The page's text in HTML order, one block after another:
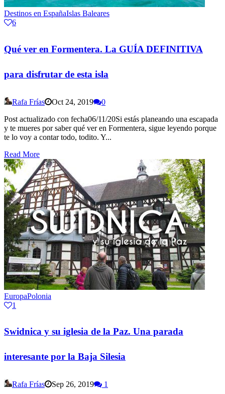
Destinos en EspañaIslas Baleares
6
Qué ver en Formentera. La GUÍA DEFINITIVA
para disfrutar de esta isla
Rafa Frías Oct 24, 2019
0
Post actualizado con fecha06/11/20Si estás planeando una escapada
y te mueres por saber qué ver en Formentera, sigue leyendo porque
te lo voy a contar todo, todito. Y...
Read More
EuropaPolonia
1
Swidnica y su iglesia de la Paz. Una parada
interesante por la Baja Silesia
Rafa Frías Sep 26, 2019
1